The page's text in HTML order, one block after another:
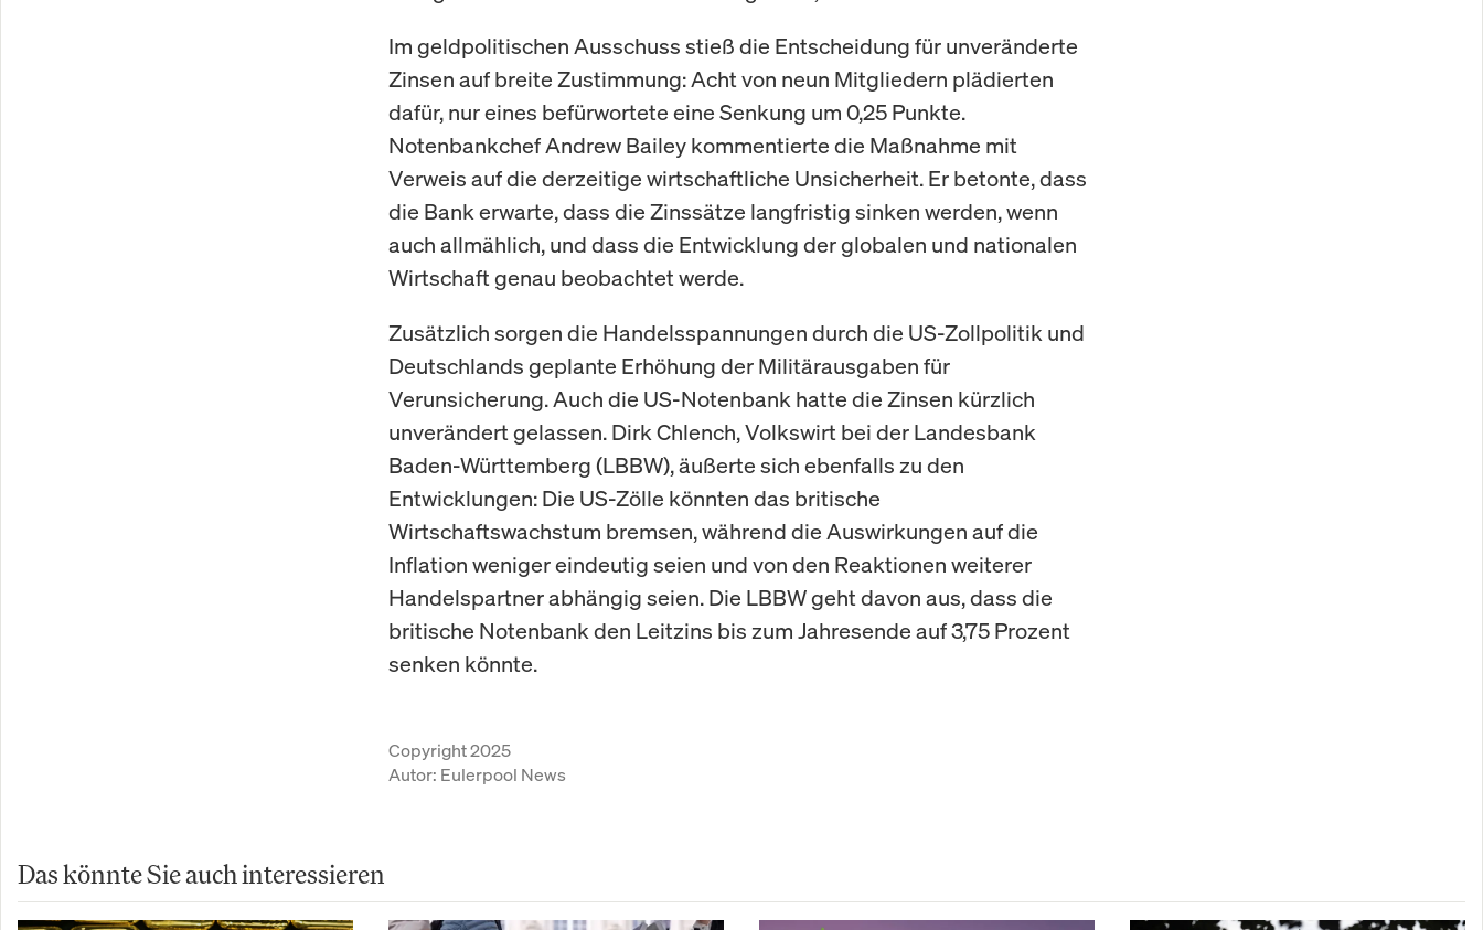
Im geldpolitischen Ausschuss stieß die Entscheidung für unveränderte
Zinsen auf breite Zustimmung: Acht von neun Mitgliedern plädierten
dafür, nur eines befürwortete eine Senkung um 0,25 Punkte.
Notenbankchef Andrew Bailey kommentierte die Maßnahme mit
Verweis auf die derzeitige wirtschaftliche Unsicherheit. Er betonte, dass
die Bank erwarte, dass die Zinssätze langfristig sinken werden, wenn
auch allmählich, und dass die Entwicklung der globalen und nationalen
Wirtschaft genau beobachtet werde.
Zusätzlich sorgen die Handelsspannungen durch die US-Zollpolitik und
Deutschlands geplante Erhöhung der Militärausgaben für
Verunsicherung. Auch die US-Notenbank hatte die Zinsen kürzlich
unverändert gelassen. Dirk Chlench, Volkswirt bei der Landesbank
Baden-Württemberg (LBBW), äußerte sich ebenfalls zu den
Entwicklungen: Die US-Zölle könnten das britische
Wirtschaftswachstum bremsen, während die Auswirkungen auf die
Inflation weniger eindeutig seien und von den Reaktionen weiterer
Handelspartner abhängig seien. Die LBBW geht davon aus, dass die
britische Notenbank den Leitzins bis zum Jahresende auf 3,75 Prozent
senken könnte.
Copyright 2025
Autor: Eulerpool News
Das könnte Sie auch interessieren